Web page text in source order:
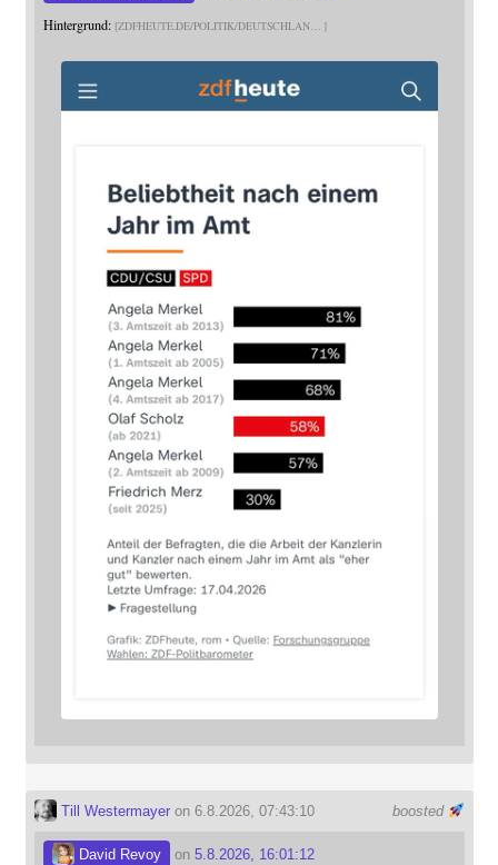
Hintergrund: ZDFHEUTE.DE/POLITIK/DEUTSCHLAN
boosted
Till Westermayeron 6.8.2026, 07:43:10
David Revoy on 5.8.2026, 16:01:12